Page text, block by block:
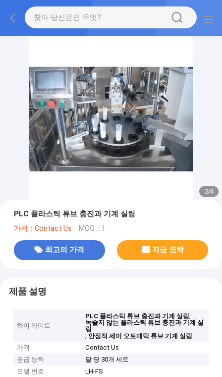
2/4
PLC 플라스틱 튜브 충진과 기계 실링
가격：Contact Us MOQ：1
최고의 가격 지금 연락
제품 설명
하이 라이트
PLC 플라스틱 튜브 충진과 기계 실링,
녹슬지 않는 플라스틱 튜브 충진과 기계 실
링
, 안정적 세미 오토매틱 튜브 기계 실링
가격
Contact Us
공급 능력
달 당 30개 세트
모델 번호
LH-FS